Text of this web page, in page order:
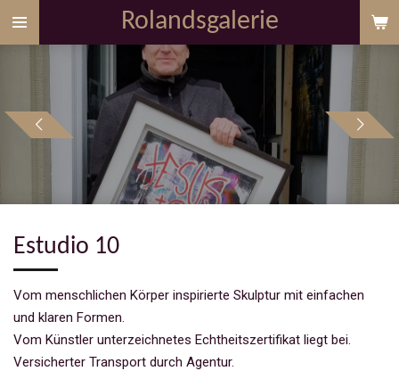
Zum
Hauptinhalt
Rolandsgalerie
Estudio 10
Vom menschlichen Körper inspirierte Skulptur mit einfachen
und klaren Formen.
Vom Künstler unterzeichnetes Echtheitszertifikat liegt bei.
Versicherter Transport durch Agentur.